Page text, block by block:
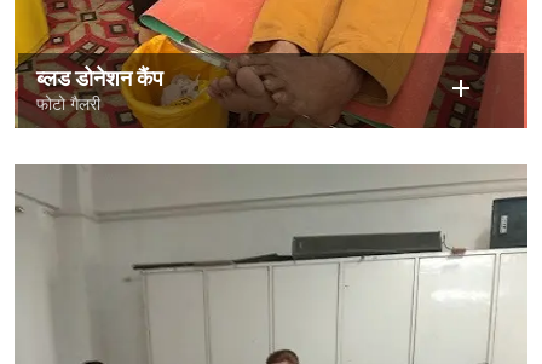
ब्लड डोनेशन कैंप
फोटो गैलरी